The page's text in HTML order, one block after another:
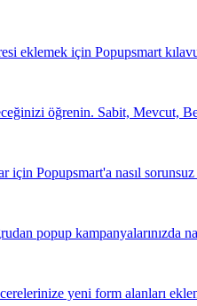
eklemek için Popupsmart
öğrenin. Sabit, Mevcut,
için Popupsmart'a nasıl
popup kampanyalarınızda
yeni form alanları